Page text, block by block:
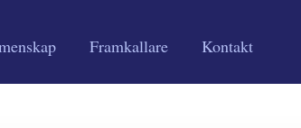
Framkallare Kontakt